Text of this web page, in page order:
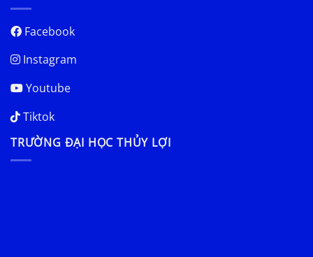
Facebook
Instagram
Youtube
Tiktok
TRƯỜNG ĐẠI HỌC THỦY LỢI